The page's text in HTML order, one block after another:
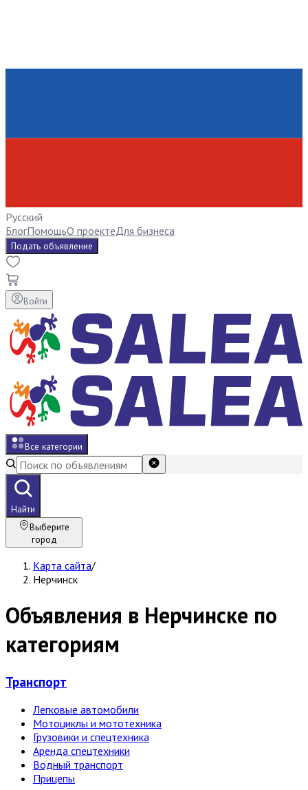
Русский
БлогПомощьО проектеДля бизнеса
Подать объявление
Войти
Все категории
Найти
Выберите
город
Карта сайта/
Нерчинск
Объявления в Нерчинске по
категориям
Транспорт
Легковые автомобили
Мотоциклы и мототехника
Грузовики и спецтехника
Аренда спецтехники
Водный транспорт
Прицепы